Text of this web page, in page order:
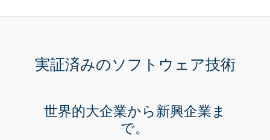
実証済みのソフトウェア技術
世界的大企業から新興企業ま
で。